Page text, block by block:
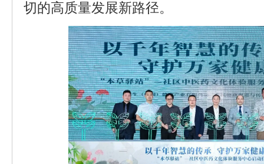
切的高质量发展新路径。